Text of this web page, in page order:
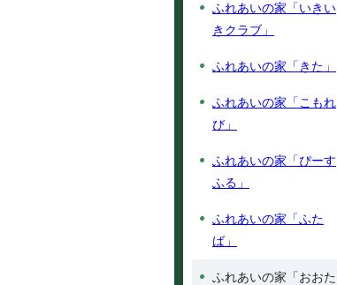
ふれあいの家「いきい
きクラブ」
ふれあいの家「きた」
ふれあいの家「こもれ
び」
ふれあいの家「ぴーす
ふる」
ふれあいの家「ふた
ば」
ふれあいの家「おおた